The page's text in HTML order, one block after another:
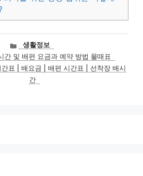
카
테
고
리
생활정보
간 및 배편 요금과 예약 방법 물때표
표 | 배요금 | 배편 시간표 | 선착장 배시
간